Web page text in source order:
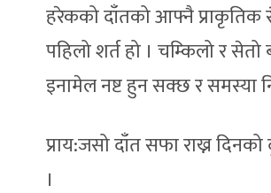
हरेकको दाँतको आफ्नै प्राकृतिक
पहिलो शर्त हो । चम्किलो र
इनामेल नष्ट हुन सक्छ र समस्या
प्राय:जसो दाँत सफा राख्न
।